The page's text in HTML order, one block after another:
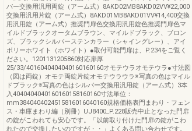
バー交換用汎用両錠（アーム式）8AKD02MB8AKD02VV¥22,000
交換用汎用片錠（アーム式）8AKD01MB8AKD01VV¥14,400交換
用汎用錠（アーム式）推奨門扉色交換用汎用錠色推奨門扉色マ
イルドブラックオータムブラウン、マイルドブラック、ブロン
ズ、ブラックシルバーステンカラー（シャイングレー）、アイ
ボリーホワイト（ホワイト）●取付可能門扉は、P.234をご覧く
ださい。1201131205860対応扉厚
25/33/4016040404040160160160オモテウラオモテウラ●寸法図
（図は両錠）オモテ両錠片錠オモテウラウラ※写真の色はマイル
ドブラック※写真の色はシルバー交換用汎用錠（アーム式）3本
入4040404040160160158160160寸法単位：
mm3840404024515816016040160規格価格表門まわり・フェン
ス・車庫まわり編（別冊）UJ8400_P.228販売中止となった門扉
の錠がこわれても安心です。「以前取り付けた門扉の錠がこわ
れたので交換したいのですが・・」よくある問い合わせです。